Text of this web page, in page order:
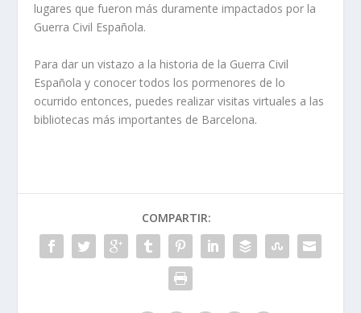
lugares que fueron más duramente impactados por la
Guerra Civil Española.
Para dar un vistazo a la historia de la Guerra Civil
Española y conocer todos los pormenores de lo
ocurrido entonces, puedes realizar visitas virtuales a las
bibliotecas más importantes de Barcelona.
COMPARTIR: